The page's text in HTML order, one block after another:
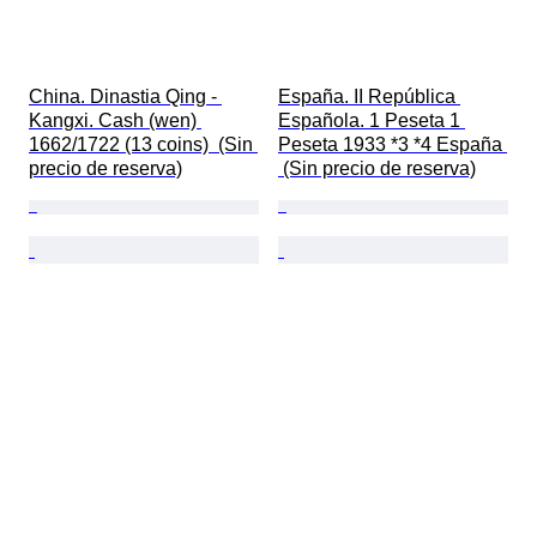
China. Dinastia Qing -
Kangxi. Cash (wen)
1662/1722 (13 coins)  (Sin
precio de reserva)
España. II República
Española. 1 Peseta 1
Peseta 1933 *3 *4 España
(Sin precio de reserva)